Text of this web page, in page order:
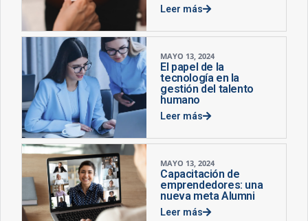
Leer más
MAYO 13, 2024
El papel de la
tecnología en la
gestión del talento
humano
Leer más
MAYO 13, 2024
Capacitación de
emprendedores: una
nueva meta Alumni
Leer más